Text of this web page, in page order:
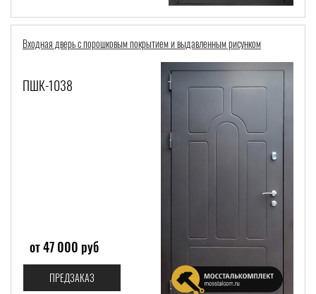
Входная дверь с порошковым покрытием и выдавленным рисунком
ПШК-1038
от 47 000 руб
ПРЕДЗАКАЗ